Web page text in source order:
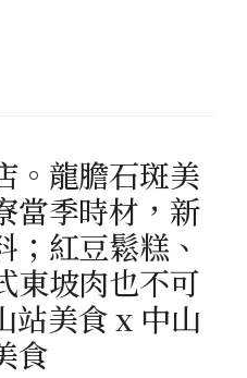
。龍膽石斑美
當季時材，新
；紅豆鬆糕、
東坡肉也不可
站美食 x 中山
食